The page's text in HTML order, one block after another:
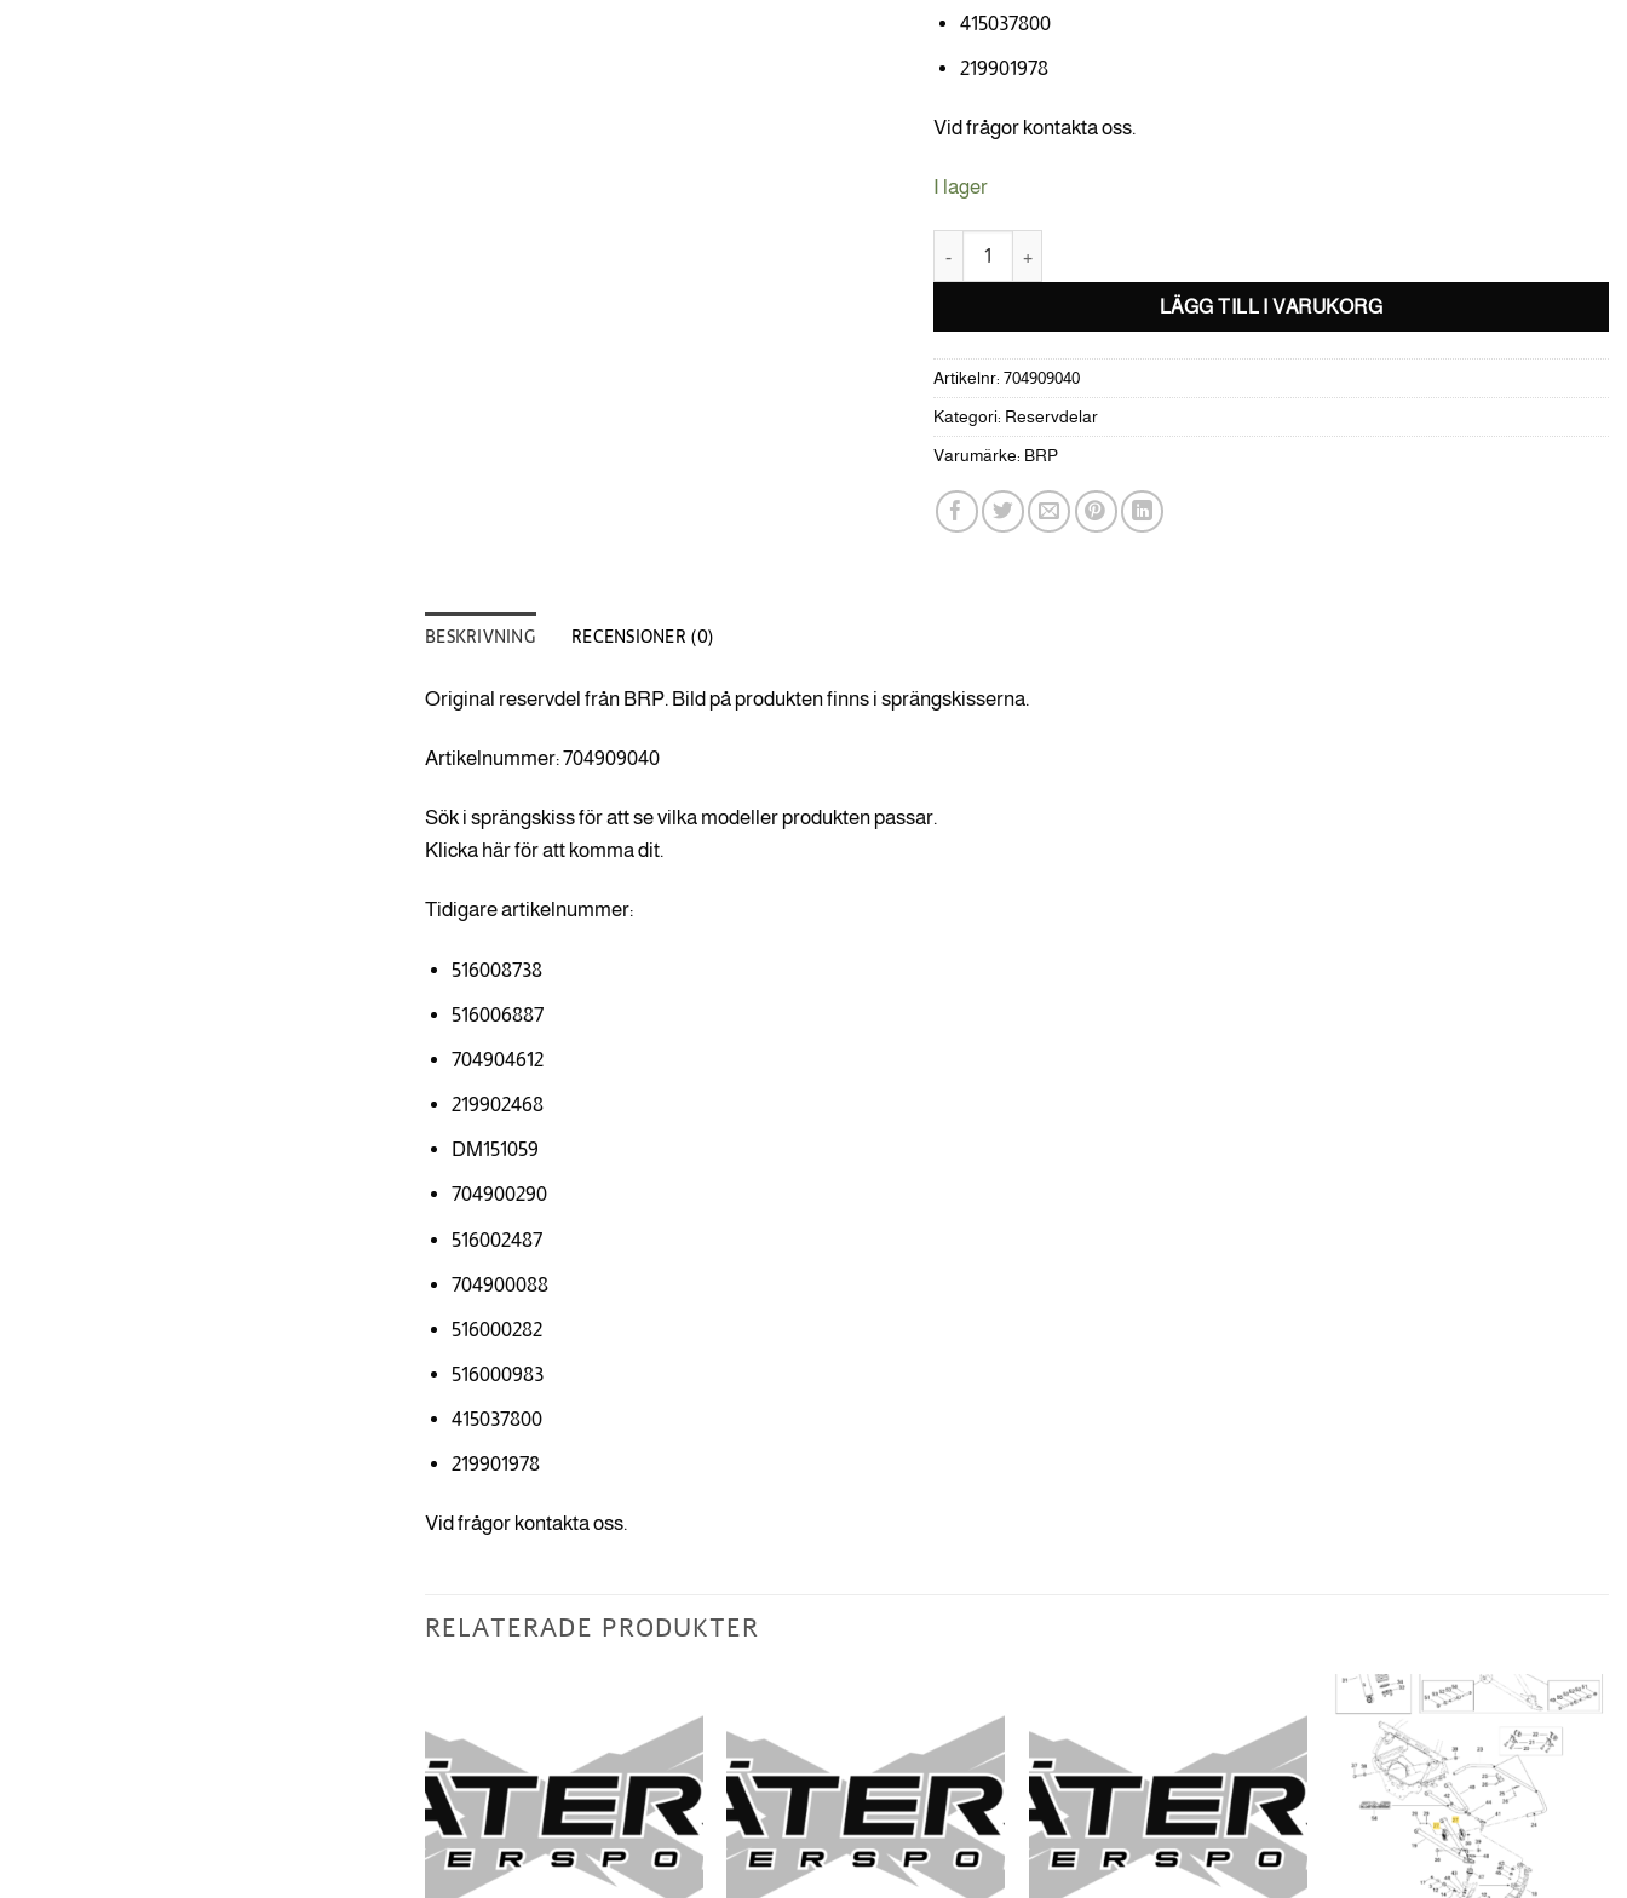
415037800
219901978
Vid frågor kontakta oss.
I lager
LÄGG TILL I VARUKORG
Artikelnr: 704909040
Kategori: Reservdelar
Varumärke: BRP
BESKRIVNING RECENSIONER (0)
Original reservdel från BRP. Bild på produkten finns i sprängskisserna.
Artikelnummer: 704909040
Sök i sprängskiss för att se vilka modeller produkten passar.
Klicka här för att komma dit.
Tidigare artikelnummer:
516008738
516006887
704904612
219902468
DM151059
704900290
516002487
704900088
516000282
516000983
415037800
219901978
Vid frågor kontakta oss.
RELATERADE PRODUKTER